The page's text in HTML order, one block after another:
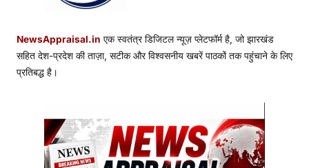
NewsAppraisal.in एक स्वतंत्र डिजिटल न्यूज़ प्लेटफॉर्म है, जो झारखंड
सहित देश-प्रदेश की ताज़ा, सटीक और विश्वसनीय खबरें पाठकों तक पहुंचाने के लिए
प्रतिबद्ध है।